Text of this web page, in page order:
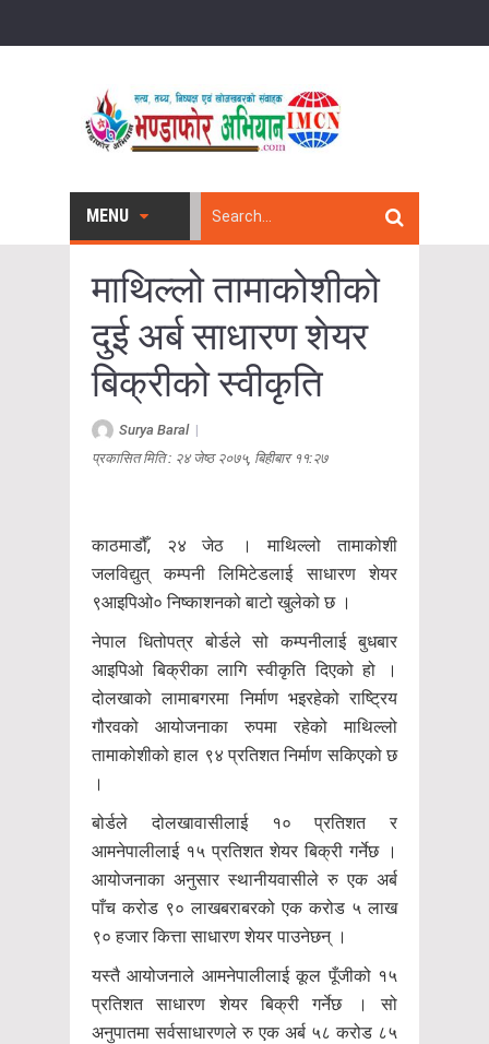
MENU
माथिल्लो तामाकोशीको
दुई अर्ब साधारण शेयर
बिक्रीको स्वीकृति
Surya Baral|
प्रकासित मिति : २४ जेष्ठ २०७५, बिहीबार ११:२७
काठमाडौँ, २४ जेठ । माथिल्लो तामाकोशी
जलविद्युत् कम्पनी लिमिटेडलाई साधारण शेयर
९आइपिओ० निष्काशनको बाटो खुलेको छ ।
नेपाल धितोपत्र बोर्डले सो कम्पनीलाई बुधबार
आइपिओ बिक्रीका लागि स्वीकृति दिएको हो ।
दोलखाको लामाबगरमा निर्माण भइरहेको राष्ट्रिय
गौरवको आयोजनाका रुपमा रहेको माथिल्लो
तामाकोशीको हाल ९४ प्रतिशत निर्माण सकिएको छ
।
बोर्डले दोलखावासीलाई १० प्रतिशत र
आमनेपालीलाई १५ प्रतिशत शेयर बिक्री गर्नेछ ।
आयोजनाका अनुसार स्थानीयवासीले रु एक अर्ब
पाँच करोड ९० लाखबराबरको एक करोड ५ लाख
९० हजार कित्ता साधारण शेयर पाउनेछन् ।
यस्तै आयोजनाले आमनेपालीलाई कूल पूँजीको १५
प्रतिशत साधारण शेयर बिक्री गर्नेछ । सो
अनुपातमा सर्वसाधारणले रु एक अर्ब ५८ करोड ८५